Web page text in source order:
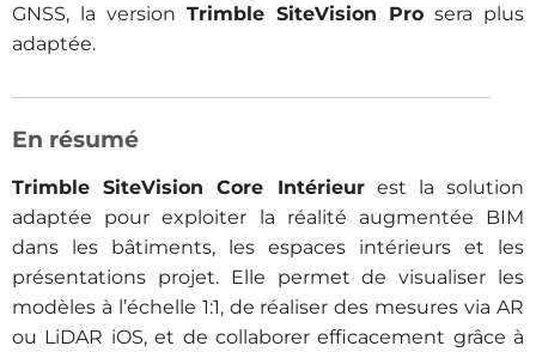
GNSS, la version Trimble SiteVision Pro sera plus
adaptée.
En résumé
Trimble SiteVision Core Intérieurest la solution
adaptée pour exploiter la réalité augmentée BIM
dans les bâtiments, les espaces intérieurs et les
présentations projet. Elle permet de visualiser les
modèles à l’échelle 1:1, de réaliser des mesures via AR
ou LiDAR iOS, et de collaborer efficacement grâce à